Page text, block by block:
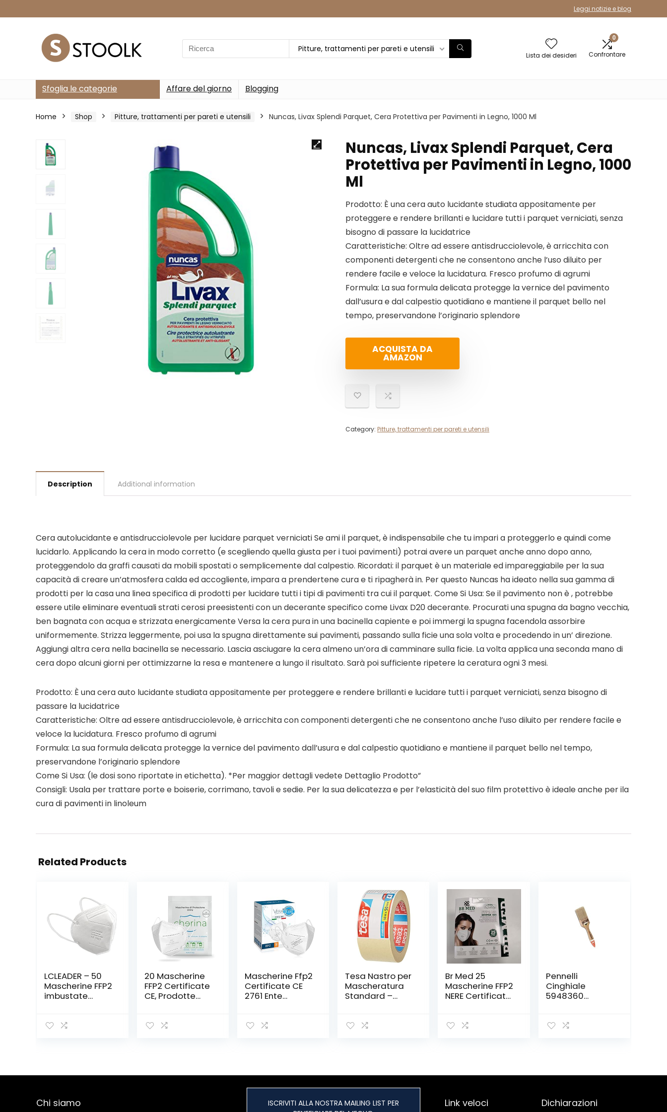
Leggi notizie e blog
Search
for:
Pitture, trattamenti per pareti e utensili
Lista dei desideri
0
Confrontare
Sfoglia le categorie Affare del giorno Blogging
Home Shop Pitture, trattamenti per pareti e utensili Nuncas, Livax Splendi Parquet, Cera Protettiva per Pavimenti in Legno, 1000 Ml
Nuncas, Livax Splendi Parquet, Cera
Protettiva per Pavimenti in Legno, 1000
Ml
Prodotto: È una cera auto lucidante studiata appositamente per
proteggere e rendere brillanti e lucidare tutti i parquet verniciati, senza
bisogno di passare la lucidatrice
Caratteristiche: Oltre ad essere antisdrucciolevole, è arricchita con
componenti detergenti che ne consentono anche l’uso diluito per
rendere facile e veloce la lucidatura. Fresco profumo di agrumi
Formula: La sua formula delicata protegge la vernice del pavimento
dall’usura e dal calpestio quotidiano e mantiene il parquet bello nel
tempo, preservandone l’originario splendore
ACQUISTA DA
AMAZON
Category: Pitture, trattamenti per pareti e utensili
Description Additional information
Cera autolucidante e antisdrucciolevole per lucidare parquet verniciati Se ami il parquet, è indispensabile che tu impari a proteggerlo e quindi come
lucidarlo. Applicando la cera in modo corretto (e scegliendo quella giusta per i tuoi pavimenti) potrai avere un parquet anche anno dopo anno,
proteggendolo da graffi causati da mobili spostati o semplicemente dal calpestio. Ricordati: il parquet è un materiale ed impareggiabile per la sua
capacità di creare un’atmosfera calda ed accogliente, impara a prendertene cura e ti ripagherà in. Per questo Nuncas ha ideato nella sua gamma di
prodotti per la casa una linea specifica di prodotti per lucidare tutti i tipi di pavimenti tra cui il parquet. Come Si Usa: Se il pavimento non è , potrebbe
essere utile eliminare eventuali strati cerosi preesistenti con un decerante specifico come Livax D20 decerante. Procurati una spugna da bagno vecchia,
ben bagnata con acqua e strizzata energicamente Versa la cera pura in una bacinella capiente e poi immergi la spugna facendola assorbire
uniformemente. Strizza leggermente, poi usa la spugna direttamente sui pavimenti, passando sulla ficie una sola volta e procedendo in un’ direzione.
Aggiungi altra cera nella bacinella se necessario. Lascia asciugare la cera almeno un’ora di camminare sulla ficie. La volta applica una seconda mano di
cera dopo alcuni giorni per ottimizzarne la resa e mantenere a lungo il risultato. Sarà poi sufficiente ripetere la ceratura ogni 3 mesi.
Prodotto: È una cera auto lucidante studiata appositamente per proteggere e rendere brillanti e lucidare tutti i parquet verniciati, senza bisogno di
passare la lucidatrice
Caratteristiche: Oltre ad essere antisdrucciolevole, è arricchita con componenti detergenti che ne consentono anche l’uso diluito per rendere facile e
veloce la lucidatura. Fresco profumo di agrumi
Formula: La sua formula delicata protegge la vernice del pavimento dall’usura e dal calpestio quotidiano e mantiene il parquet bello nel tempo,
preservandone l’originario splendore
Come Si Usa: (le dosi sono riportate in etichetta). *Per maggior dettagli vedete Dettaglio Prodotto”
Consigli: Usala per trattare porte e boiserie, corrimano, tavoli e sedie. Per la sua delicatezza e per l’elasticità del suo film protettivo è ideale anche per ila
cura di pavimenti in linoleum
Related Products
LCLEADER – 50
Mascherine FFP2
imbustate
20 Mascherine
FFP2 Certificate
CE, Prodotte
Singolarmente,
Mascherine Ffp2
Certificate CE
2761 Ente
100% Made In
50 Pezzi Bianco
Tesa Nastro per
Mascheratura
Standard –
Mascheratura,
50 mm
Br Med 25
Mascherine FFP2
NERE Certificate
singolarmente
Pennelli
Cinghiale
5948360
Multicolore
Chi siamo
ISCRIVITI ALLA NOSTRA MAILING LIST PER
Link veloci Dichiarazioni